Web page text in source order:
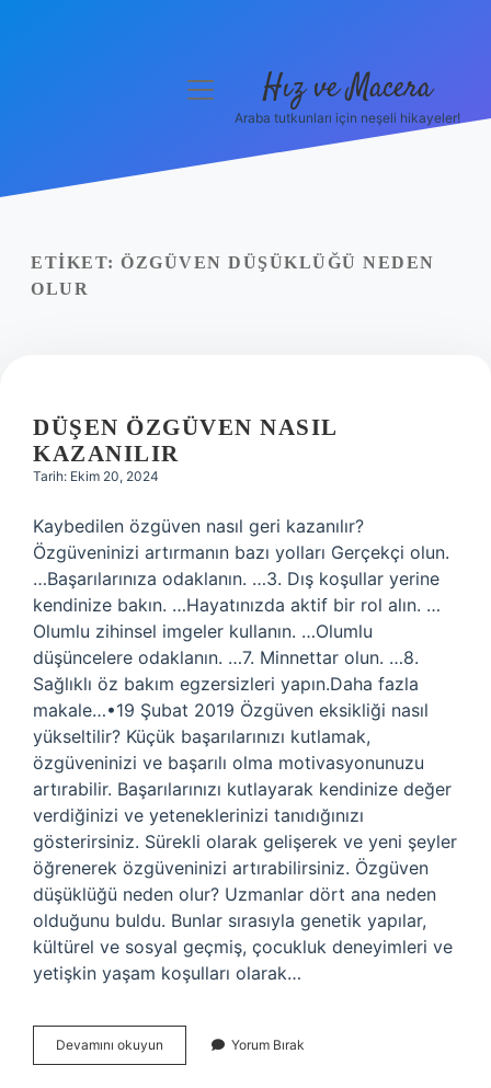
Yasal Uyarı
menüyü
Hız ve Macera
Araba tutkunları için neşeli hikayeler!
ETIKET: ÖZGÜVEN DÜŞÜKLÜĞÜ NEDEN
OLUR
DÜŞEN ÖZGÜVEN NASIL
KAZANILIR
Tarih: Ekim 20, 2024
Kaybedilen özgüven nasıl geri kazanılır?
Özgüveninizi artırmanın bazı yolları Gerçekçi olun.
…Başarılarınıza odaklanın. …3. Dış koşullar yerine
kendinize bakın. …Hayatınızda aktif bir rol alın. …
Olumlu zihinsel imgeler kullanın. …Olumlu
düşüncelere odaklanın. …7. Minnettar olun. …8.
Sağlıklı öz bakım egzersizleri yapın.Daha fazla
makale…•19 Şubat 2019 Özgüven eksikliği nasıl
yükseltilir? Küçük başarılarınızı kutlamak,
özgüveninizi ve başarılı olma motivasyonunuzu
artırabilir. Başarılarınızı kutlayarak kendinize değer
verdiğinizi ve yeteneklerinizi tanıdığınızı
gösterirsiniz. Sürekli olarak gelişerek ve yeni şeyler
öğrenerek özgüveninizi artırabilirsiniz. Özgüven
düşüklüğü neden olur? Uzmanlar dört ana neden
olduğunu buldu. Bunlar sırasıyla genetik yapılar,
kültürel ve sosyal geçmiş, çocukluk deneyimleri ve
yetişkin yaşam koşulları olarak…
Devamını okuyun
Özgüven
Yorum Bırak